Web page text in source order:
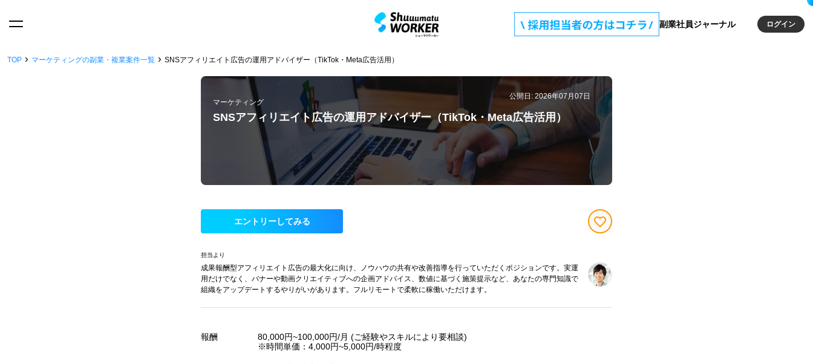
副業社員ジャーナル ログイン
TOP › マーケティングの副業・複業案件一覧 › SNSアフィリエイト広告の運用アドバイザー（TikTok・Meta広告活用）
マーケティング
SNSアフィリエイト広告の運用アドバイザー（TikTok・Meta広告活用）
公開日: 2026年07月07日
エントリーしてみる
担当より
成果報酬型アフィリエイト広告の最大化に向け、ノウハウの共有や改善指導を行っていただくポジションです。実運
用だけでなく、バナーや動画クリエイティブへの企画アドバイス、数値に基づく施策提示など、あなたの専門知識で
組織をアップデートするやりがいがあります。フルリモートで柔軟に稼働いただけます。
報酬
80,000円~100,000円/月 (ご経験やスキルにより要相談)
※時間単価：4,000円~5,000円/時程度